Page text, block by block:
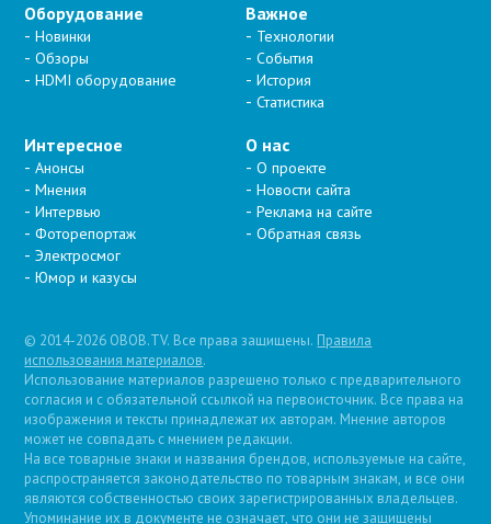
Оборудование
Новинки
Обзоры
HDMI оборудование
Важное
Технологии
События
История
Статистика
Интересное
Анонсы
Мнения
Интервью
Фоторепортаж
Электросмог
Юмор и казусы
О нас
О проекте
Новости сайта
Реклама на сайте
Обратная связь
© 2014-2026 OBOB.TV. Все права защищены. Правила
использования материалов.
Использование материалов разрешено только с предварительного
согласия и с обязательной ссылкой на первоисточник. Все права на
изображения и тексты принадлежат их авторам. Мнение авторов
может не совпадать с мнением редакции.
На все товарные знаки и названия брендов, используемые на сайте,
распространяется законодательство по товарным знакам, и все они
являются собственностью своих зарегистрированных владельцев.
Упоминание их в документе не означает, что они не защищены